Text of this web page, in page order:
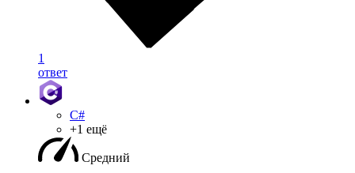
1
ответ
C#
+1 ещё
Средний